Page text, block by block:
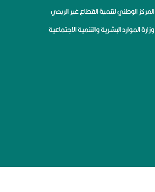
المركز الوطني لتنمية القطاع غير الربحي
وزارة الموارد البشرية والتنمية الاجتماعية